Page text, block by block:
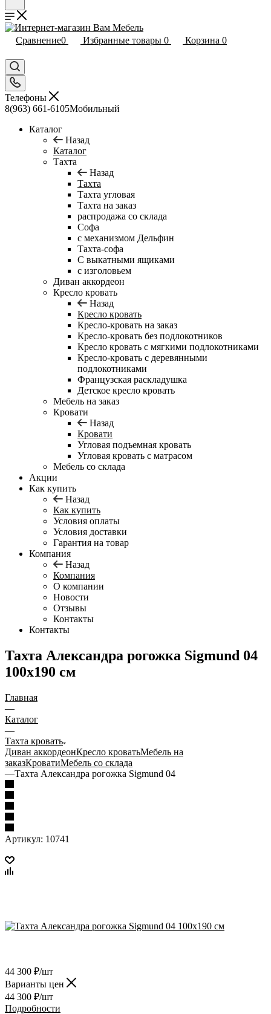
Сравнение0 Избранные товары 0 Корзина 0
Телефоны
8(963) 661-6105Мобильный
Каталог
Назад
Каталог
Тахта
Назад
Тахта
Тахта угловая
Тахта на заказ
распродажа со склада
Софа
с механизмом Дельфин
Тахта-софа
С выкатными ящиками
с изголовьем
Диван аккордеон
Кресло кровать
Назад
Кресло кровать
Кресло-кровать на заказ
Кресло-кровать без подлокотников
Кресло кровать с мягкими подлокотниками
Кресло-кровать с деревянными
подлокотниками
Французская раскладушка
Детское кресло кровать
Мебель на заказ
Кровати
Назад
Кровати
Угловая подъемная кровать
Угловая кровать с матрасом
Мебель со склада
Акции
Как купить
Назад
Как купить
Условия оплаты
Условия доставки
Гарантия на товар
Компания
Назад
Компания
О компании
Новости
Отзывы
Контакты
Контакты
Тахта Александра рогожка Sigmund 04
100х190 см
Главная
—
Каталог
—
Тахта кровать
Диван аккордеонКресло кроватьМебель на
заказКроватиМебель со склада
—Тахта Александра рогожка Sigmund 04
Артикул: 10741
44 300 ₽/шт
Варианты цен
44 300 ₽/шт
Подробности